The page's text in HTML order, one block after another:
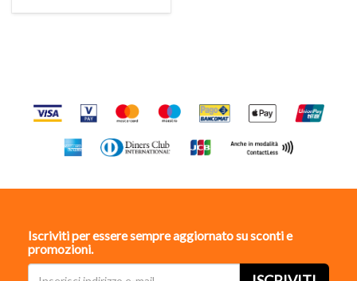
Iscriviti per essere sempre aggiornato su sconti e
promozioni.